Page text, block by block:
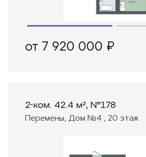
от 7 920 000 ₽
2-ком. 42.4 м², №178
Перемены, Дом №4 , 20 этаж